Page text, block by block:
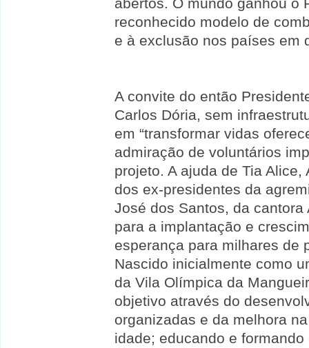
abertos. O mundo ganhou o
reconhecido modelo de
e à exclusão nos países em
A convite do então
Carlos Dória, sem
em “transformar vidas
admiração de voluntários
projeto. A ajuda de Tia
dos ex-presidentes da
José dos Santos, da
para a implantação e
esperança para milhares de
Nascido inicialmente como
da Vila Olímpica da
objetivo através do
organizadas e da melhora
idade; educando e